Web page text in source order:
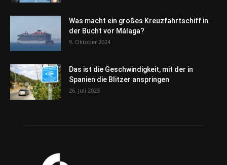
Was macht ein großes Kreuzfahrtschiff in
der Bucht vor Málaga?
9. Oktober 2024
Das ist die Geschwindigkeit, mit der in
Spanien die Blitzer anspringen
26. Juli 2023